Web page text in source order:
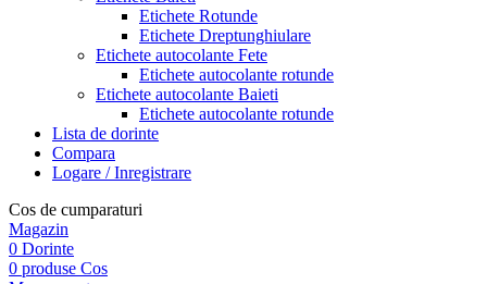
Etichete Rotunde
Etichete Dreptunghiulare
Etichete autocolante Fete
Etichete autocolante rotunde
Etichete autocolante Baieti
Etichete autocolante rotunde
Lista de dorinte
Compara
Logare / Inregistrare
Cos de cumparaturi
Magazin
0 Dorinte
0 produse Cos